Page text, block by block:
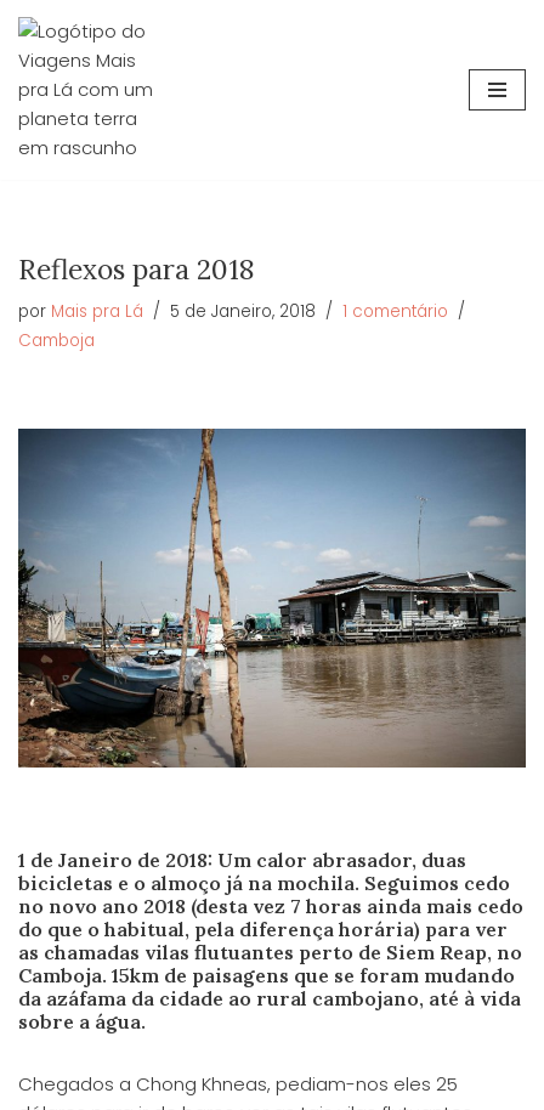
Avançar
para
o
conteúdo
Reflexos para 2018
por Mais pra Lá 5 de Janeiro, 2018
1 comentário
Camboja
1 de Janeiro de 2018: Um calor abrasador, duas
bicicletas e o almoço já na mochila. Seguimos cedo
no novo ano 2018 (desta vez 7 horas ainda mais cedo
do que o habitual, pela diferença horária) para ver
as chamadas vilas flutuantes perto de Siem Reap, no
Camboja. 15km de paisagens que se foram mudando
da azáfama da cidade ao rural cambojano, até à vida
sobre a água.
Chegados a Chong Khneas, pediam-nos eles 25